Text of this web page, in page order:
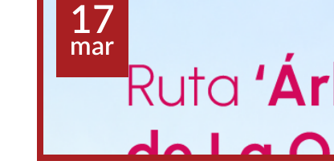
17
mar